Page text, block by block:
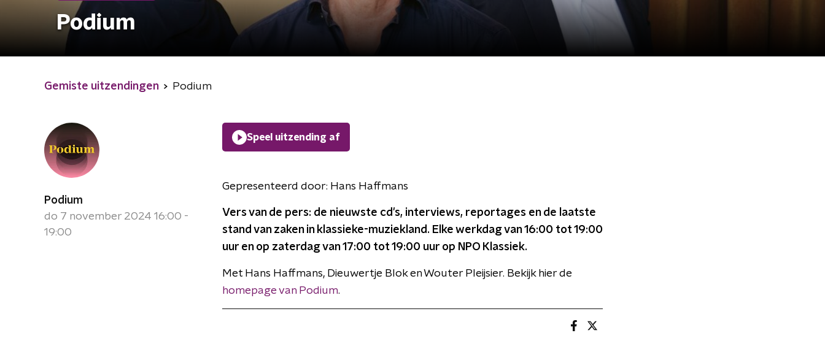
Podium
Gemiste uitzendingen Podium
Podium
do 7 november 2024 16:00 -
19:00
Speel uitzending af
Gepresenteerd door: Hans Haffmans
Vers van de pers: de nieuwste cd's, interviews, reportages en de laatste
stand van zaken in klassieke-muziekland. Elke werkdag van 16:00 tot 19:00
uur en op zaterdag van 17:00 tot 19:00 uur op NPO Klassiek.
Met Hans Haffmans, Dieuwertje Blok en Wouter Pleijsier. Bekijk hier de
homepage van Podium.